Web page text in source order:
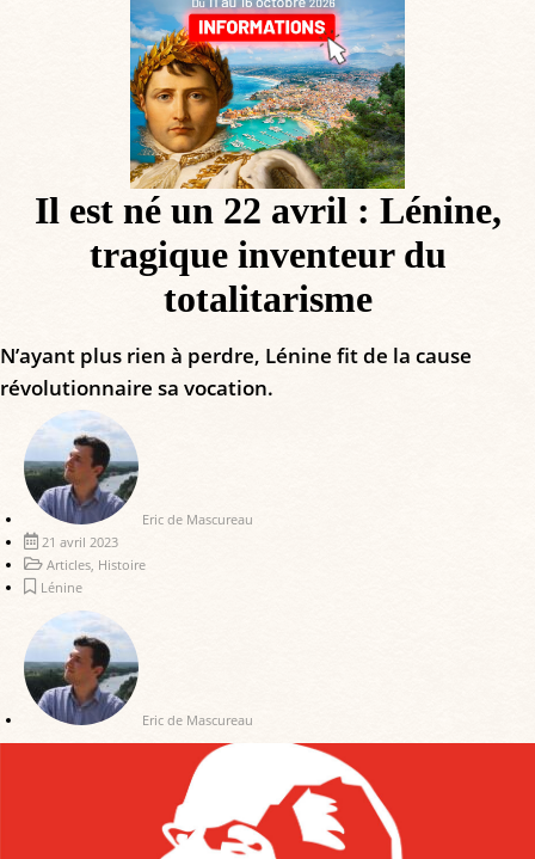
Il est né un 22 avril : Lénine,
tragique inventeur du
totalitarisme
N’ayant plus rien à perdre, Lénine fit de la cause
révolutionnaire sa vocation.
Eric de Mascureau
21 avril 2023
Articles Histoire
Lénine
Eric de Mascureau